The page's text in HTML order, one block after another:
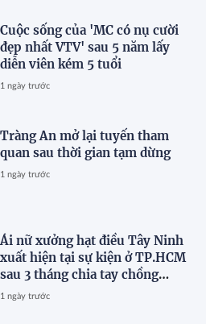
Cuộc sống của 'MC có nụ cười
đẹp nhất VTV' sau 5 năm lấy
diễn viên kém 5 tuổi
1 ngày trước
Tràng An mở lại tuyến tham
quan sau thời gian tạm dừng
1 ngày trước
Ái nữ xưởng hạt điều Tây Ninh
xuất hiện tại sự kiện ở TP.HCM
sau 3 tháng chia tay chồng
Campuchia
1 ngày trước